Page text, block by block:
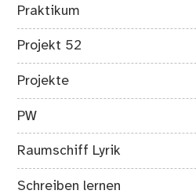
Praktikum
Projekt 52
Projekte
PW
Raumschiff Lyrik
Schreiben lernen